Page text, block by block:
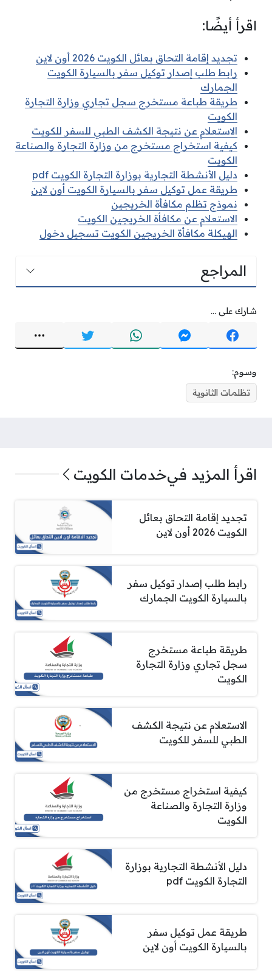
اقرأ أيضًا:
تجديد إقامة التحاق بعائل الكويت 2026 أون لاين
رابط طلب إصدار توكيل سفر بالسيارة الكويت
الجمارك
طريقة طباعة مستخرج سجل تجاري وزارة التجارة
الكويت
الاستعلام عن نتيجة الكشف الطبي للسفر للكويت
كيفية استخراج مستخرج من وزارة التجارة والصناعة
الكويت
دليل الأنشطة التجارية بوزارة التجارة الكويت pdf
طريقة عمل توكيل سفر بالسيارة الكويت أون لاين
نموذج تظلم مكافأة الخريجين
الاستعلام عن مكافأة الخريجين الكويت
الهيكلة مكافأة الخريجين الكويت تسجيل دخول
المراجع
شارك على ...
وسوم:
تظلمات الثانوية
اقرأ المزيد فيخدمات الكويت
تجديد إقامة التحاق بعائل
الكويت 2026 أون لاين
رابط طلب إصدار توكيل سفر
بالسيارة الكويت الجمارك
طريقة طباعة مستخرج
سجل تجاري وزارة التجارة
الكويت
الاستعلام عن نتيجة الكشف
الطبي للسفر للكويت
كيفية استخراج مستخرج من
وزارة التجارة والصناعة
الكويت
دليل الأنشطة التجارية بوزارة
التجارة الكويت pdf
طريقة عمل توكيل سفر
بالسيارة الكويت أون لاين